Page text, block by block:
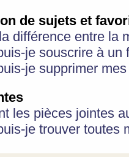
de sujets et
différence entre la
je souscrire à
je supprimer
les pièces jointes
je trouver toutes